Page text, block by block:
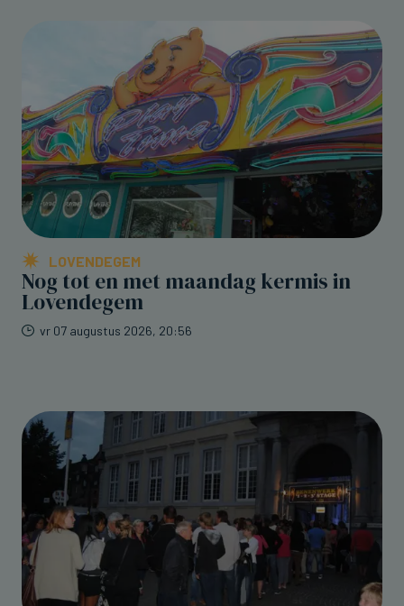
LOVENDEGEM
Nog tot en met maandag kermis in
Lovendegem
vr 07 augustus 2026, 20:56